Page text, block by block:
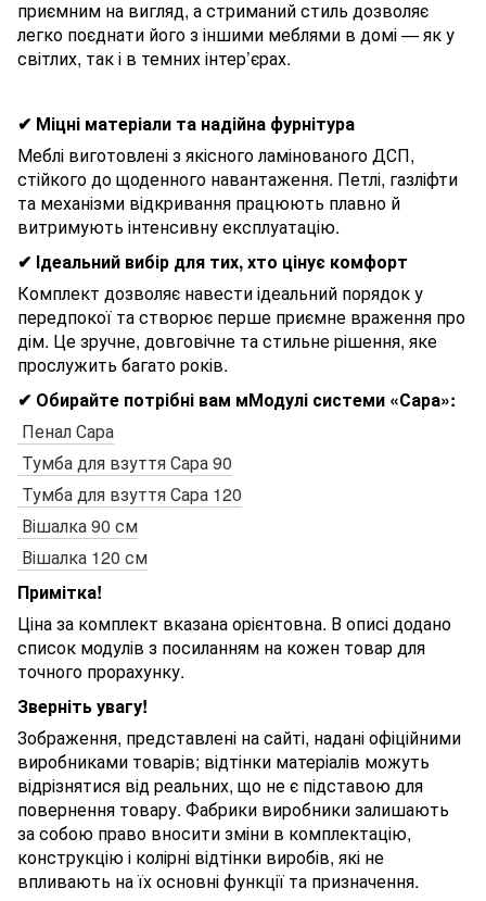
приємним на вигляд, а стриманий стиль дозволяє
легко поєднати його з іншими меблями в домі — як у
світлих, так і в темних інтер’єрах.
✔ Міцні матеріали та надійна фурнітура
Меблі виготовлені з якісного ламінованого ДСП,
стійкого до щоденного навантаження. Петлі, газліфти
та механізми відкривання працюють плавно й
витримують інтенсивну експлуатацію.
✔ Ідеальний вибір для тих, хто цінує комфорт
Комплект дозволяє навести ідеальний порядок у
передпокої та створює перше приємне враження про
дім. Це зручне, довговічне та стильне рішення, яке
прослужить багато років.
✔ Обирайте потрібні вам мМодулі системи «Сара»:
Пенал Сара
Тумба для взуття Сара 90
Тумба для взуття Сара 120
Вішалка 90 см
Вішалка 120 см
Примітка!
Ціна за комплект вказана орієнтовна. В описі додано
список модулів з посиланням на кожен товар для
точного прорахунку.
Зверніть увагу!
Зображення, представлені на сайті, надані офіційними
виробниками товарів; відтінки матеріалів можуть
відрізнятися від реальних, що не є підставою для
повернення товару. Фабрики виробники залишають
за собою право вносити зміни в комплектацію,
конструкцію і колірні відтінки виробів, які не
впливають на їх основні функції та призначення.